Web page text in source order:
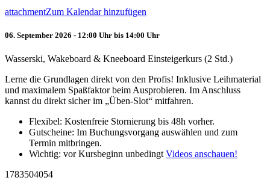
attachmentZum Kalendar hinzufügen
06. September 2026 - 12:00 Uhr bis 14:00 Uhr
Wasserski, Wakeboard & Kneeboard Einsteigerkurs (2 Std.)
Lerne die Grundlagen direkt von den Profis! Inklusive Leihmaterial
und maximalem Spaßfaktor beim Ausprobieren. Im Anschluss
kannst du direkt sicher im „Üben-Slot“ mitfahren.
Flexibel: Kostenfreie Stornierung bis 48h vorher.
Gutscheine: Im Buchungsvorgang auswählen und zum
Termin mitbringen.
Wichtig: vor Kursbeginn unbedingtVideos anschauen!
1783504054